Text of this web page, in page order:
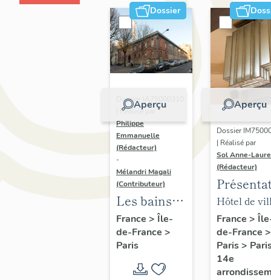
Dossier
Aperçu
Dossier IA75000310
| Réalisé par
Philippe
Emmanuelle
(Rédacteur)
-
Mélandri Magali
(Contributeur)
Les bains
douches
municipaux
de la ville
de Paris
France > Île-
de-France >
Paris
Aperçu
Dossier
| Réalisé par
Sol Anne-Laure
(Rédacteur)
du
de la
annexe
Hôtel de
annexe
France >
de-France >
Paris>
14e